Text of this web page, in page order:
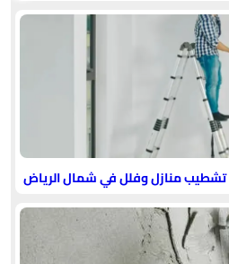
منازل وفلل في شمال الرياض